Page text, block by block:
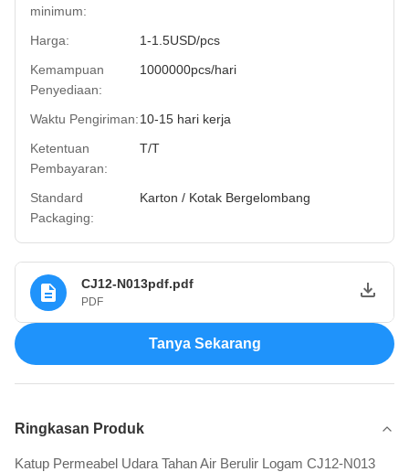
minimum:
Harga:
1-1.5USD/pcs
Kemampuan
Penyediaan:
1000000pcs/hari
Waktu Pengiriman:10-15 hari kerja
Ketentuan
Pembayaran:
T/T
Standard
Packaging:
Karton / Kotak Bergelombang
CJ12-N013pdf.pdf
PDF
Tanya Sekarang
Ringkasan Produk
Katup Permeabel Udara Tahan Air Berulir Logam CJ12-N013